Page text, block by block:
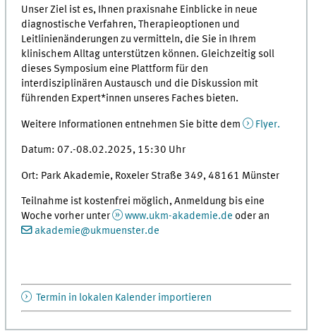
Unser Ziel ist es, Ihnen praxisnahe Einblicke in neue
diagnostische Verfahren, Therapieoptionen und
Leitlinienänderungen zu vermitteln, die Sie in Ihrem
klinischem Alltag unterstützen können. Gleichzeitig soll
dieses Symposium eine Plattform für den
interdisziplinären Austausch und die Diskussion mit
führenden Expert*innen unseres Faches bieten.
Weitere Informationen entnehmen Sie bitte dem Flyer.
Datum: 07.-08.02.2025, 15:30 Uhr
Ort: Park Akademie, Roxeler Straße 349, 48161 Münster
Teilnahme ist kostenfrei möglich, Anmeldung bis eine
Woche vorher unter
www.ukm-akademie.de oder an
akademie@ukmuenster.de
Termin in lokalen Kalender importieren